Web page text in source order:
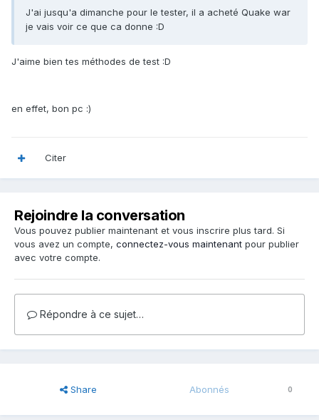
J'ai jusqu'a dimanche pour le tester, il a acheté Quake war
je vais voir ce que ca donne :D
J'aime bien tes méthodes de test :D
en effet, bon pc :)
Citer
Rejoindre la conversation
Vous pouvez publier maintenant et vous inscrire plus tard. Si
vous avez un compte, connectez-vous maintenant pour publier
avec votre compte.
Répondre à ce sujet…
Share Abonnés 0